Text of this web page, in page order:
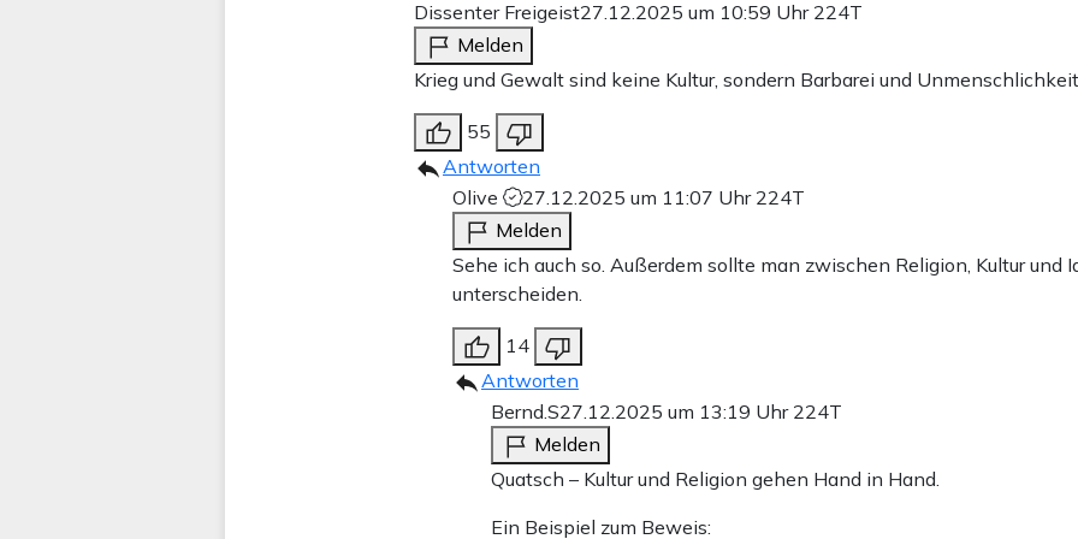
Dissenter Freigeist27.12.2025 um 10:59 Uhr 224T
Melden
Krieg und Gewalt sind keine Kultur, sondern Barbarei und
55
Antworten
Olive
27.12.2025 um 11:07 Uhr 224T
Melden
Sehe ich auch so. Außerdem sollte man zwischen Religion, Kultur und
unterscheiden.
14
Antworten
Bernd.S27.12.2025 um 13:19 Uhr 224T
Melden
Quatsch – Kultur und Religion gehen Hand in Hand.
Ein Beispiel zum Beweis: